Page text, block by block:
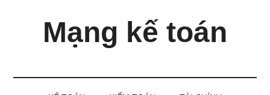
Mạng kế toán